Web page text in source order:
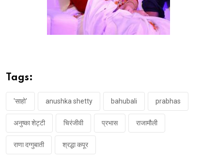
Tags:
'साहो' anushka shetty bahubali prabhas
अनुष्का शेट्टी चिरंजीवी प्रभास राजामौली
राणा दग्गुबाती श्रद्धा कपूर